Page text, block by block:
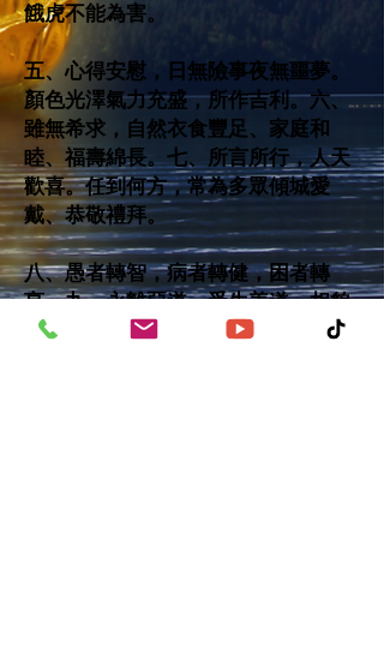
餓虎不能為害。
五、心得安慰，日無險事夜無噩夢。
顏色光澤氣力充盛，所作吉利。六、
雖無希求，自然衣食豐足、家庭和
睦、福壽綿長。七、所言所行，人天
歡喜。任到何方，常為多眾傾城愛
戴、恭敬禮拜。
八、愚者轉智，病者轉健，困者轉
亨。九、永離惡道，受生善道。相貌
端正，天資超越，福祿殊勝。十、能